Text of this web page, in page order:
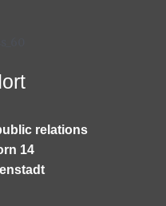
relations
14